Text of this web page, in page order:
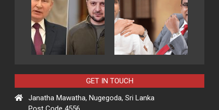
GET IN TOUCH
Janatha Mawatha, Nugegoda, Sri Lanka